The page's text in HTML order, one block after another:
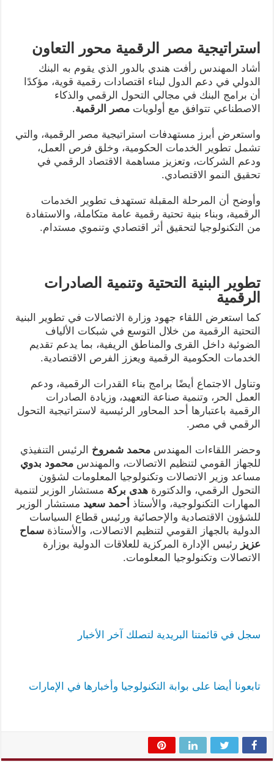
استراتيجية مصر الرقمية محور التعاون
أشاد المهندس رأفت هندي بالدور الذي يقوم به البنك
الدولي في دعم الدول لبناء اقتصادات رقمية قوية، مؤكدًا
أن برامج البنك في مجالي التحول الرقمي والذكاء
الاصطناعي تتوافق مع أولويات مصر الرقمية.
واستعرض أبرز مستهدفات استراتيجية مصر الرقمية، والتي
تشمل تطوير الخدمات الحكومية، وخلق فرص العمل،
ودعم الشركات، وتعزيز مساهمة الاقتصاد الرقمي في
تحقيق النمو الاقتصادي.
وأوضح أن المرحلة المقبلة تستهدف تطوير الخدمات
الرقمية، وبناء بنية تحتية رقمية عامة متكاملة، والاستفادة
من التكنولوجيا لتحقيق أثر اقتصادي وتنموي مستدام.
تطوير البنية التحتية وتنمية الصادرات
الرقمية
كما استعرض اللقاء جهود وزارة الاتصالات في تطوير البنية
التحتية الرقمية من خلال التوسع في شبكات الألياف
الضوئية داخل القرى والمناطق الريفية، بما يدعم تقديم
الخدمات الحكومية الرقمية ويعزز الفرص الاقتصادية.
وتناول الاجتماع أيضًا برامج بناء القدرات الرقمية، ودعم
العمل الحر، وتنمية صناعة التعهيد، وزيادة الصادرات
الرقمية باعتبارها أحد المحاور الرئيسية لاستراتيجية التحول
الرقمي في مصر.
وحضر اللقاءات المهندس محمد شمروخالرئيس التنفيذي
للجهاز القومي لتنظيم الاتصالات، والمهندس محمود بدوي
مساعد وزير الاتصالات وتكنولوجيا المعلومات لشؤون
التحول الرقمي، والدكتورة هدى بركةمستشار الوزير لتنمية
المهارات التكنولوجية، والأستاذ
أحمد سعيدمستشار الوزير
للشؤون الاقتصادية والإحصائية ورئيس قطاع السياسات
الدولية بالجهاز القومي لتنظيم الاتصالات، والأستاذة سماح
عزيز رئيس الإدارة المركزية للعلاقات الدولية بوزارة
الاتصالات وتكنولوجيا المعلومات.
سجل في قائمتنا البريدية لتصلك آخر الأخبار
تابعونا أيضا على بوابة التكنولوجيا وأخبارها في الإمارات